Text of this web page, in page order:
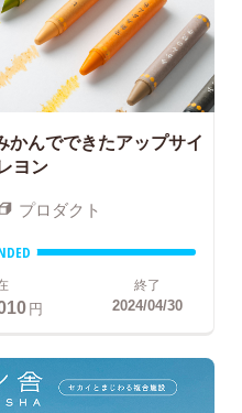
かんでできたアップサイ
ヨン
プロダクト
円
終了
2024/04/30